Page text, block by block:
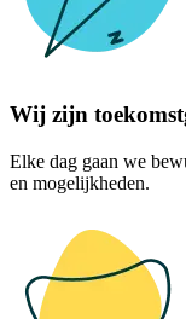
Wij zijn
Elke dag gaan we
en mogelijkheden.